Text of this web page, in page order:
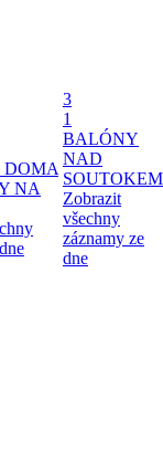
DOMA
NA
3
1
BALÓNY
NAD
SOUTOKEM
Zobrazit
všechny
záznamy ze
dne